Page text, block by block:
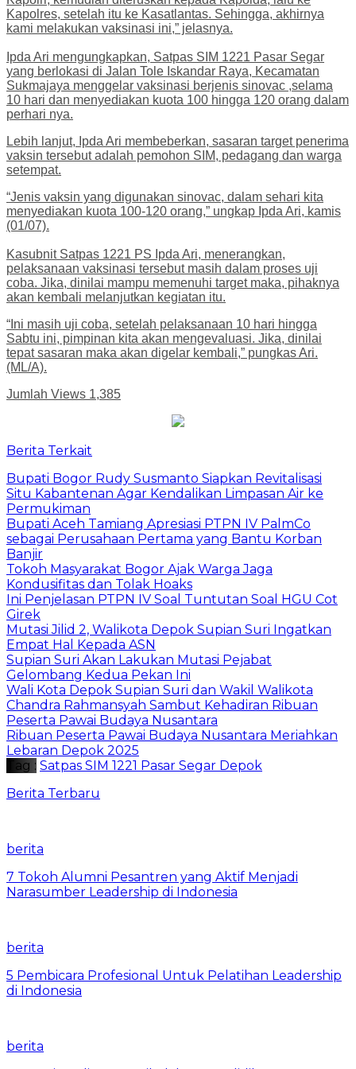
Kapolres, setelah itu ke Kasatlantas. Sehingga, akhirnya
kami melakukan vaksinasi ini,” jelasnya.
Ipda Ari mengungkapkan, Satpas SIM 1221 Pasar Segar
yang berlokasi di Jalan Tole Iskandar Raya, Kecamatan
Sukmajaya menggelar vaksinasi berjenis sinovac ,selama
10 hari dan menyediakan kuota 100 hingga 120 orang dalam
perhari nya.
Lebih lanjut, Ipda Ari membeberkan, sasaran target penerima
vaksin tersebut adalah pemohon SIM, pedagang dan warga
setempat.
“Jenis vaksin yang digunakan sinovac, dalam sehari kita
menyediakan kuota 100-120 orang,” ungkap Ipda Ari, kamis
(01/07).
Kasubnit Satpas 1221 PS Ipda Ari, menerangkan,
pelaksanaan vaksinasi tersebut masih dalam proses uji
coba. Jika, dinilai mampu memenuhi target maka, pihaknya
akan kembali melanjutkan kegiatan itu.
“Ini masih uji coba, setelah pelaksanaan 10 hari hingga
Sabtu ini, pimpinan kita akan mengevaluasi. Jika, dinilai
tepat sasaran maka akan digelar kembali,” pungkas Ari.
(ML/A).
Jumlah Views 1,385
Berita Terkait
Bupati Bogor Rudy Susmanto Siapkan Revitalisasi
Situ Kabantenan Agar Kendalikan Limpasan Air ke
Permukiman
Bupati Aceh Tamiang Apresiasi PTPN IV PalmCo
sebagai Perusahaan Pertama yang Bantu Korban
Banjir
Tokoh Masyarakat Bogor Ajak Warga Jaga
Kondusifitas dan Tolak Hoaks
Ini Penjelasan PTPN IV Soal Tuntutan Soal HGU Cot
Girek
Mutasi Jilid 2, Walikota Depok Supian Suri Ingatkan
Empat Hal Kepada ASN
Supian Suri Akan Lakukan Mutasi Pejabat
Gelombang Kedua Pekan Ini
Wali Kota Depok Supian Suri dan Wakil Walikota
Chandra Rahmansyah Sambut Kehadiran Ribuan
Peserta Pawai Budaya Nusantara
Ribuan Peserta Pawai Budaya Nusantara Meriahkan
Lebaran Depok 2025
Tag : Satpas SIM 1221 Pasar Segar Depok
Berita Terbaru
berita
7 Tokoh Alumni Pesantren yang Aktif Menjadi
Narasumber Leadership di Indonesia
berita
5 Pembicara Profesional Untuk Pelatihan Leadership
di Indonesia
berita